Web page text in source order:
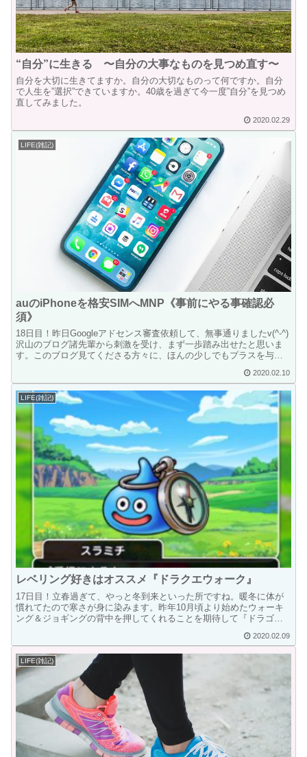
“自分”に生きる 〜自分の大事なものを見つめ直す〜
自分を大切に生きてますか。自分の大切なものって何ですか。自分
で人生を”選択”できていますか。40歳を過ぎて今一度”自分”を見つめ
直してみました。
2020.02.29
LIFE(雑記)
auのiPhoneを格安SIMへMNP《事前にやる事確認必
須》
18日目！昨日Googleアドセンス審査依頼して、無事通りましたv(^-^)
沢山のブログ諸先輩から刺激を受け、まず一歩踏み出せたと思いま
す。このブログ見てくださる方々に、ほんの少しでもプラスを与え
2020.02.10
LIFE(雑記)
レベリング好きはオススメ『ドラクエウォーク』
17日目！立春過ぎて、やっと冬到来といった所ですね。暖冬に体が
慣れてたので寒さが身に染みます。昨年10月頃より始めたウォーキ
ング＆ジョギングの背中を押してくれることを期待して『ドラゴン
2020.02.09
LIFE(雑記)